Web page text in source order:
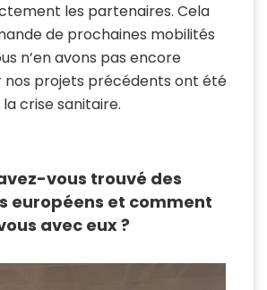
les partenaires. Cela
de prochaines mobilités
n’en avons pas encore
nos projets précédents ont été
crise sanitaire.
vous trouvé des
européens et comment
avec eux ?